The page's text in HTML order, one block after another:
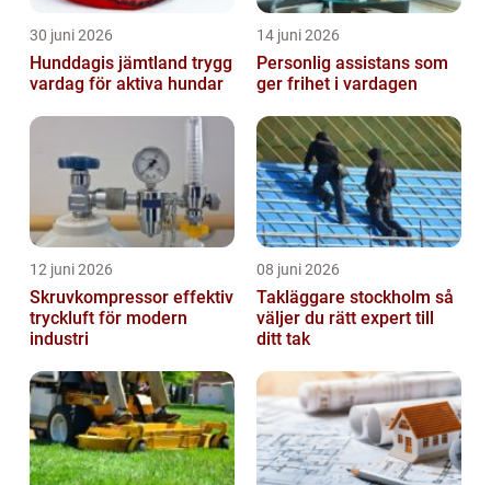
30 juni 2026
Hunddagis jämtland trygg
vardag för aktiva hundar
14 juni 2026
Personlig assistans som
ger frihet i vardagen
12 juni 2026
Skruvkompressor effektiv
tryckluft för modern
industri
08 juni 2026
Takläggare stockholm så
väljer du rätt expert till
ditt tak